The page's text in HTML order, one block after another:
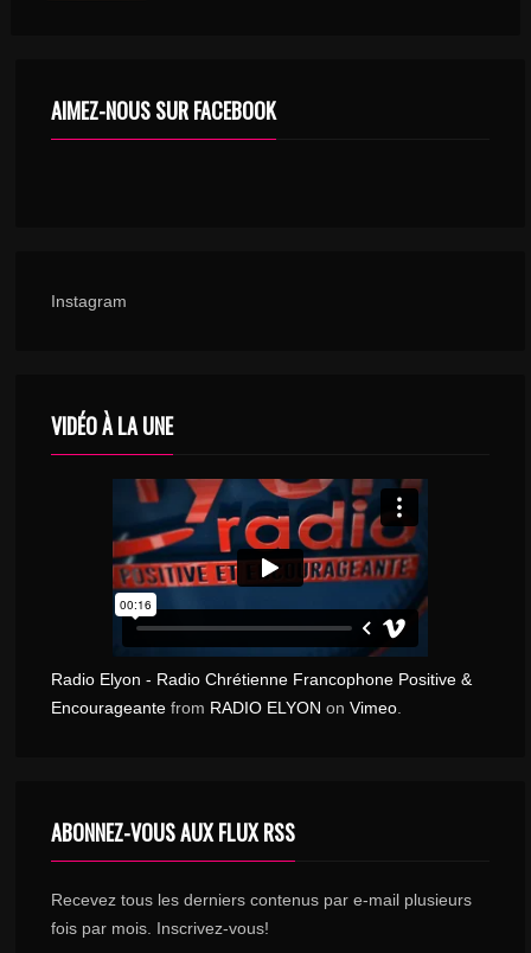
AIMEZ-NOUS SUR FACEBOOK
Instagram
VIDÉO À LA UNE
Radio Elyon - Radio Chrétienne Francophone Positive &
Encourageante from RADIO ELYON onVimeo
ABONNEZ-VOUS AUX FLUX RSS
Recevez tous les derniers contenus par e-mail plusieurs
fois par mois. Inscrivez-vous!